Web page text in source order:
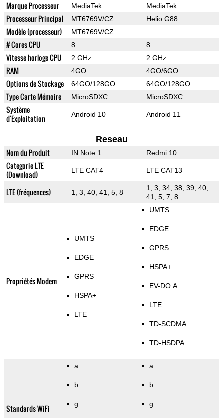
Marque Processeur MediaTek MediaTek
Processeur Principal MT6769V/CZ Helio G88
Modèle (processeur) MT6769V/CZ
# Cores CPU 8 8
Vitesse horloge CPU 2 GHz 2 GHz
RAM 4GO 4GO/6GO
Options de Stockage 64GO/128GO 64GO/128GO
Type Carte Mémoire MicroSDXC MicroSDXC
Système
d'Exploitation
Android 10 Android 11
Reseau
Nom du Produit IN Note 1 Redmi 10
Categorie LTE
(Download)
LTE CAT4 LTE CAT13
LTE (fréquences) 1, 3, 40, 41, 5, 8
1, 3, 34, 38, 39, 40,
41, 5, 7, 8
Propriétés Modem
UMTS
EDGE
GPRS
HSPA+
LTE
UMTS
EDGE
GPRS
HSPA+
EV-DO A
LTE
TD-SCDMA
TD-HSDPA
Standards WiFi
a
b
g
a
b
g